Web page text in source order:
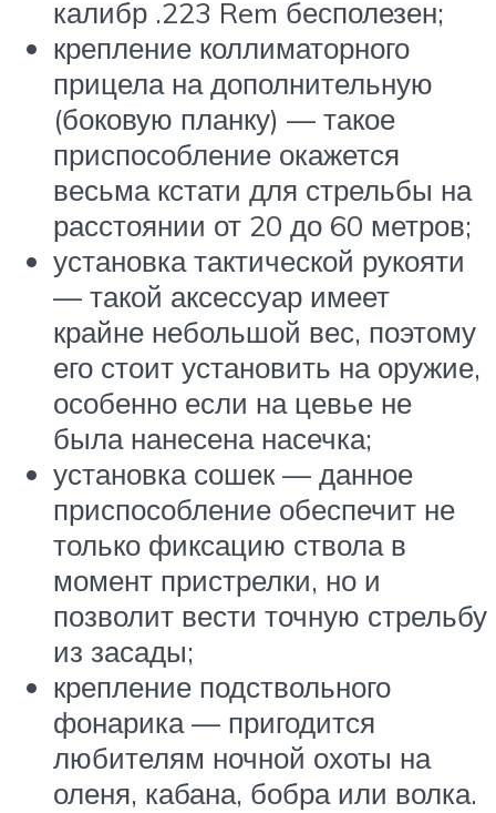
калибр .223 Rem бесполезен;
крепление коллиматорного
прицела на дополнительную
(боковую планку) — такое
приспособление окажется
весьма кстати для стрельбы на
расстоянии от 20 до 60 метров;
установка тактической рукояти
— такой аксессуар имеет
крайне небольшой вес, поэтому
его стоит установить на оружие,
особенно если на цевье не
была нанесена насечка;
установка сошек — данное
приспособление обеспечит не
только фиксацию ствола в
момент пристрелки, но и
позволит вести точную стрельбу
из засады;
крепление подствольного
фонарика — пригодится
любителям ночной охоты на
оленя, кабана, бобра или волка.